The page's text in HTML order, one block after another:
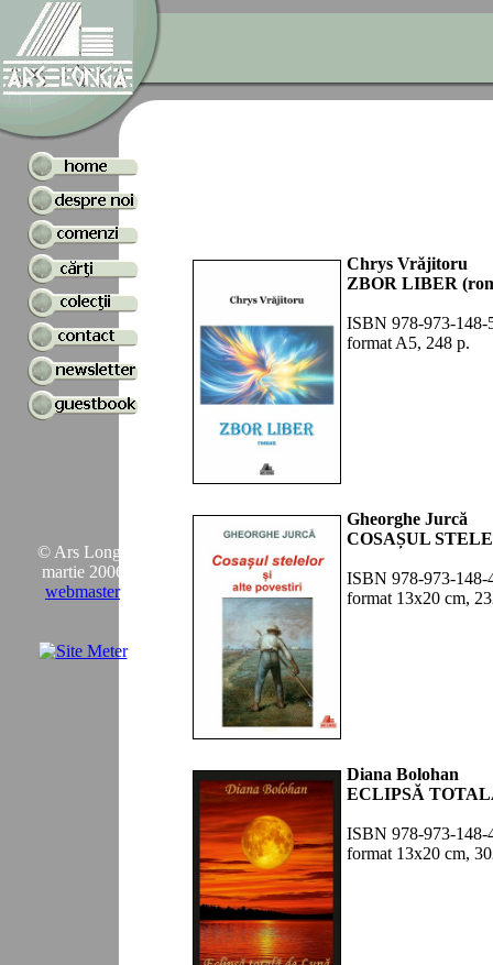
© Ars Longa
martie 2006
webmaster
Chrys Vrăjitoru
ZBOR LIBER
ISBN 978-973-148-
format A5, 248 p.
Gheorghe Jurcă
COSAȘUL
ISBN 978-973-148-
format 13x20 cm,
Diana Bolohan
ECLIPSĂ
ISBN 978-973-148-
format 13x20 cm,